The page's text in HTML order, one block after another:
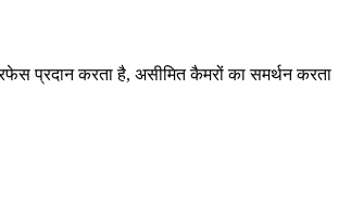
प्रदान करता है, असीमित कैमरों का समर्थन करता